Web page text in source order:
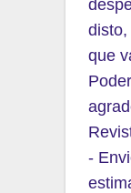
que
-